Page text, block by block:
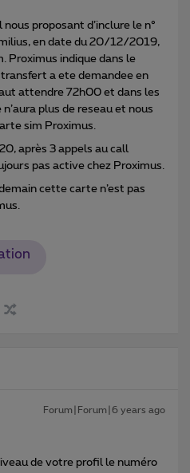
proposant d’inclure le n°
en date du 20/12/2019,
Proximus indique dans le
a ete demandee en
attendre 72h00 et dans les
plus de reseau et nous
sim Proximus.
après 3 appels au call
pas active chez Proximus.
cette carte n’est pas
Forum|Forum|6 years ago
de votre profil le numéro